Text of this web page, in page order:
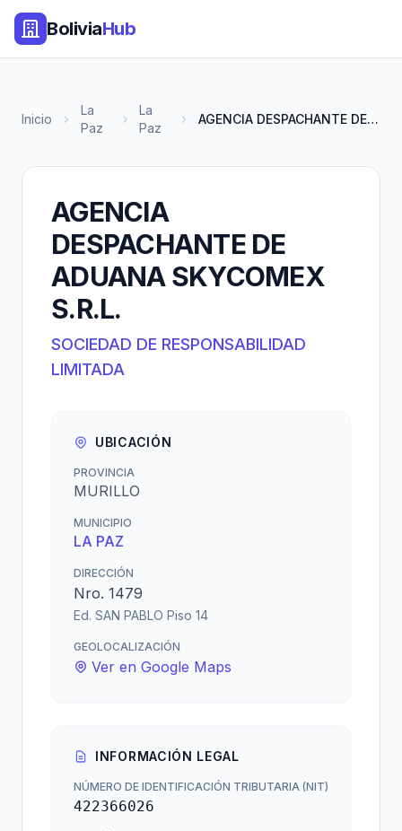
BoliviaHub
Inicio
La
Paz
La
Paz
AGENCIA DESPACHANTE DE ADUANA...
AGENCIA
DESPACHANTE DE
ADUANA SKYCOMEX
S.R.L.
SOCIEDAD DE RESPONSABILIDAD
LIMITADA
UBICACIÓN
PROVINCIA
MURILLO
MUNICIPIO
LA PAZ
DIRECCIÓN
Nro. 1479
Ed. SAN PABLO Piso 14
GEOLOCALIZACIÓN
Ver en Google Maps
INFORMACIÓN LEGAL
NÚMERO DE IDENTIFICACIÓN TRIBUTARIA (NIT)
422366026